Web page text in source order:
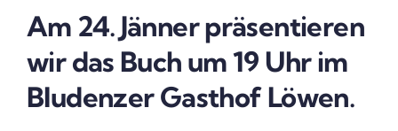
Am 24. Jänner präsentieren
wir das Buch um 19 Uhr im
Bludenzer Gasthof Löwen.